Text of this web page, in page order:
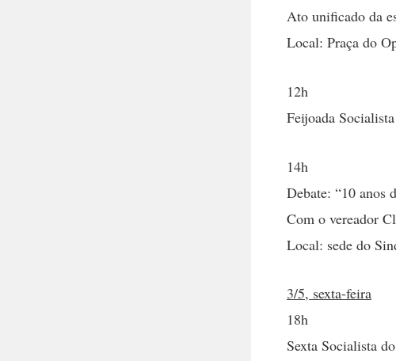
Ato unificado da
Local: Praça do
12h
Feijoada Socialista
14h
Debate: “10 anos
Com o vereador
Local: sede do
3/5, sexta-feira
18h
Sexta Socialista